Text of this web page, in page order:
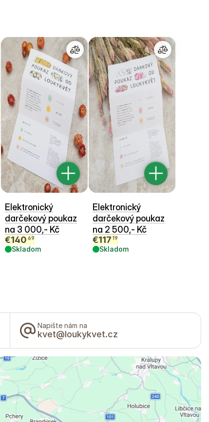
Elektronický
darčekový poukaz
na 3 000,- Kč
€140 69
Skladom
Elektronický
darčekový poukaz
na 2 500,- Kč
€117 19
Skladom
Napište nám na
kvet@loukykvet.cz